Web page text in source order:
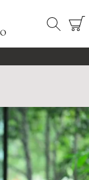
検索